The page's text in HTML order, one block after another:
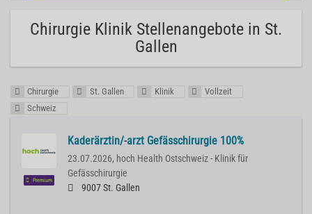
Chirurgie Klinik Stellenangebote in St.
Gallen
Chirurgie St. Gallen Klinik
Vollzeit
Schweiz
Premium
Kaderärztin/-arzt Gefässchirurgie 100%
23.07.2026, hoch Health Ostschweiz - Klinik für
Gefässchirurgie
9007 St. Gallen